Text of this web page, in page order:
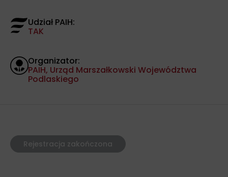
Udział PAIH:
TAK
Organizator:
PAIH, Urząd Marszałkowski Województwa
Podlaskiego
Rejestracja zakończona